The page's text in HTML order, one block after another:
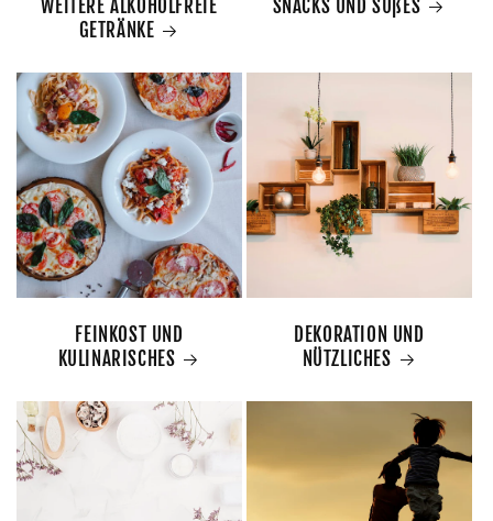
WEITERE ALKOHOLFREIE
GETRÄNKE
SNACKS UND SÜßES
FEINKOST UND
KULINARISCHES
DEKORATION UND
NÜTZLICHES